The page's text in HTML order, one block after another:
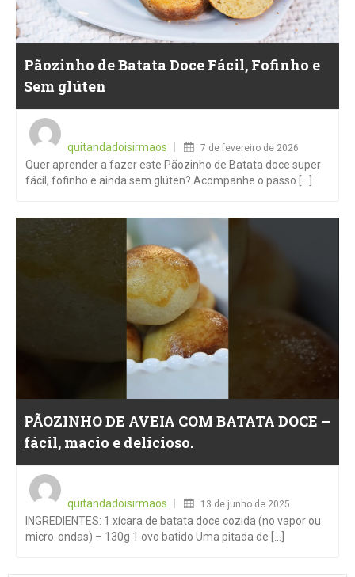
Pãozinho de Batata Doce Fácil, Fofinho e
Sem glúten
quitandadoisirmaos
7 de fevereiro de 2026
Quer aprender a fazer este Pãozinho de Batata doce super
fácil, fofinho e ainda sem glúten? Acompanhe o passo [...]
PÃOZINHO DE AVEIA COM BATATA DOCE –
fácil, macio e delicioso.
quitandadoisirmaos
13 de junho de 2025
INGREDIENTES: 1 xícara de batata doce cozida (no vapor ou
micro-ondas) – 130g 1 ovo batido Uma pitada de [...]